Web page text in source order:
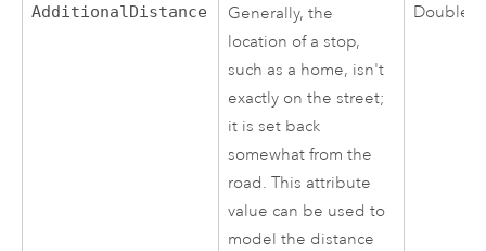
AdditionalDistance
Generally, the
location of a stop,
such as a home, isn't
exactly on the street;
it is set back
somewhat from the
road. This attribute
value can be used to
model the distance
Double